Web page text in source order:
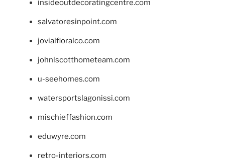
insideoutdecoratingcentre.com
salvatoresinpoint.com
jovialfloralco.com
johnlscotthometeam.com
u-seehomes.com
watersportslagonissi.com
mischieffashion.com
eduwyre.com
retro-interiors.com